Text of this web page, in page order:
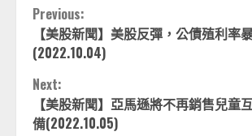
Continue
Reading
Previous:
【美股新聞】美股反彈，公債殖利率
(2022.10.04)
Next:
【美股新聞】亞馬遜將不再銷售兒童
備(2022.10.05)